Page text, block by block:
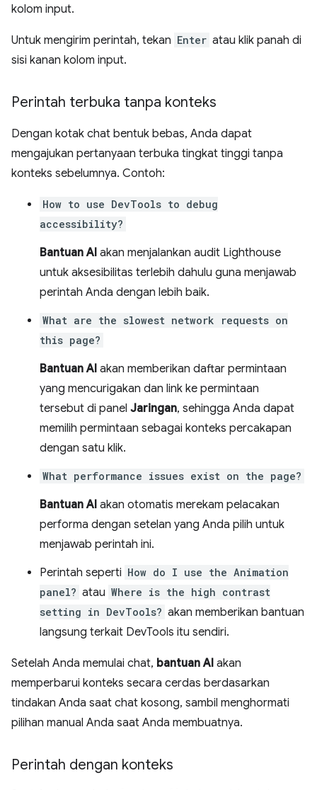
kolom input.
Untuk mengirim perintah, tekan Enter atau klik panah di
sisi kanan kolom input.
Perintah terbuka tanpa konteks
Dengan kotak chat bentuk bebas, Anda dapat
mengajukan pertanyaan terbuka tingkat tinggi tanpa
konteks sebelumnya. Contoh:
How to use DevTools to debug
accessibility?
Bantuan AI akan menjalankan audit Lighthouse
untuk aksesibilitas terlebih dahulu guna menjawab
perintah Anda dengan lebih baik.
What are the slowest network requests on
this page?
Bantuan AI akan memberikan daftar permintaan
yang mencurigakan dan link ke permintaan
tersebut di panel Jaringan, sehingga Anda dapat
memilih permintaan sebagai konteks percakapan
dengan satu klik.
What performance issues exist on the page?
Bantuan AI akan otomatis merekam pelacakan
performa dengan setelan yang Anda pilih untuk
menjawab perintah ini.
Perintah seperti How do I use the Animation
panel? atau Where is the high contrast
setting in DevTools? akan memberikan bantuan
langsung terkait DevTools itu sendiri.
Setelah Anda memulai chat, bantuan AI akan
memperbarui konteks secara cerdas berdasarkan
tindakan Anda saat chat kosong, sambil menghormati
pilihan manual Anda saat Anda membuatnya.
Perintah dengan konteks